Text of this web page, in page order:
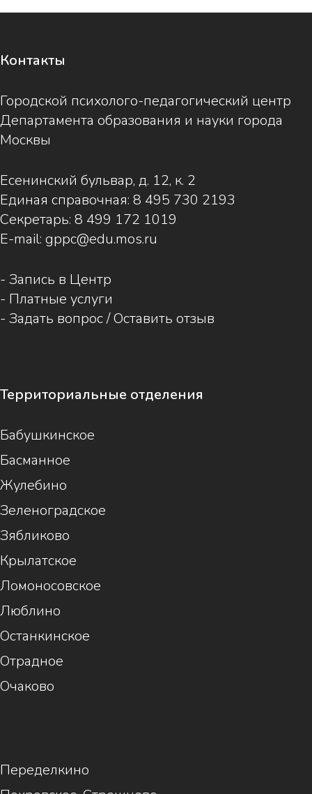
Контакты
Городской психолого-педагогический центр
Департамента образования и науки города
Москвы
Есенинский бульвар, д. 12, к. 2
Единая справочная: 8 495 730 2193
Секретарь: 8 499 172 1019
E-mail: gppc@edu.mos.ru
- Запись в Центр
- Платные услуги
- Задать вопрос / Оставить отзыв
Территориальные отделения
Бабушкинское
Басманное
Жулебино
Зеленоградское
Зябликово
Крылатское
Ломоносовское
Люблино
Останкинское
Отрадное
Очаково
Переделкино